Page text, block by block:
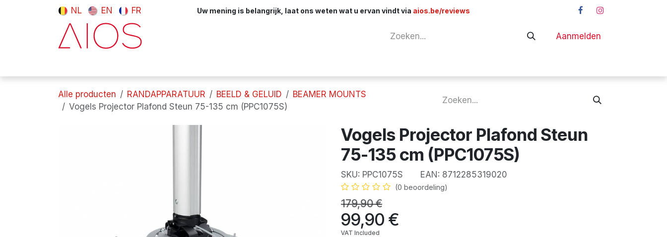
Overslaan naar inhoud
NL EN FR Uw mening is belangrijk, laat ons weten wat u ervan vindt via aios.be/reviews
Aanmelden
Alle producten RANDAPPARATUUR BEELD & GELUID
BEAMER MOUNTS
Vogels Projector Plafond Steun 75-135 cm (PPC1075S)
Vogels Projector Plafond Steun
75-135 cm (PPC1075S)
SKU: PPC1075S EAN: 8712285319020
(0 beoordeling)
179,90€
99,90 €
VAT Included